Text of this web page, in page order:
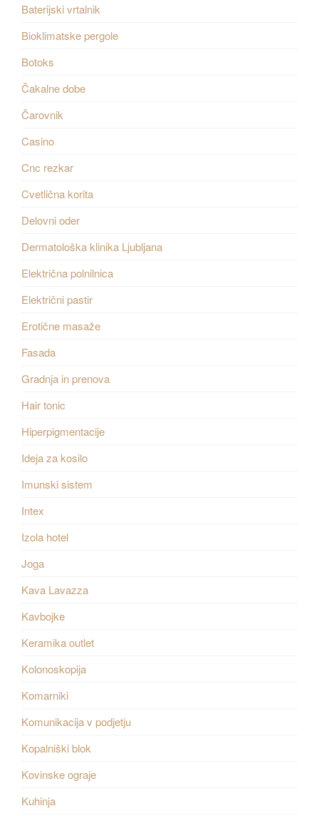
Baterijski vrtalnik
Bioklimatske pergole
Botoks
Čakalne dobe
Čarovnik
Casino
Cnc rezkar
Cvetlična korita
Delovni oder
Dermatološka klinika Ljubljana
Električna polnilnica
Električni pastir
Erotične masaže
Fasada
Gradnja in prenova
Hair tonic
Hiperpigmentacije
Ideja za kosilo
Imunski sistem
Intex
Izola hotel
Joga
Kava Lavazza
Kavbojke
Keramika outlet
Kolonoskopija
Komarniki
Komunikacija v podjetju
Kopalniški blok
Kovinske ograje
Kuhinja